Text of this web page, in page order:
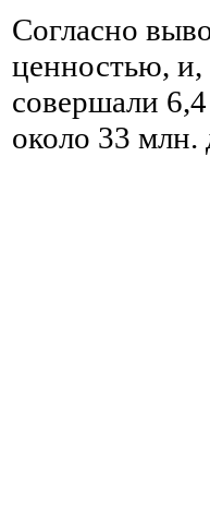
Согласно
ценностью, и,
совершали
около 33 млн.